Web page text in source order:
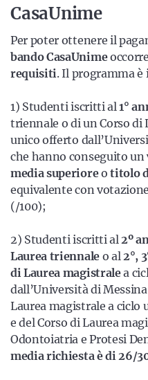
CasaUnime
Per poter ottenere il
bando CasaUnime
requisiti. Il programma
1) Studenti iscritti al1°
triennale o di un Corso di
unico offerto
che hanno conseguito un
media superioreotitolo
equivalente con
(/100);
2) Studenti iscritti al2º
Laurea triennaleo al2°,
di Laurea magistralea
dall’Università di
Laurea magistrale a ciclo
e del Corso di Laurea
Odontoiatria e Protesi
media richiesta è di 26/